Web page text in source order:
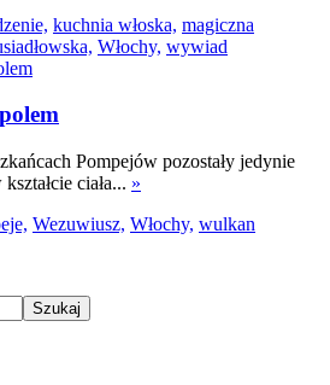
kuchnia włoska, magiczna
Włochy, wywiad
Pompejów pozostały jedynie
ciała... »
Wezuwiusz, Włochy, wulkan